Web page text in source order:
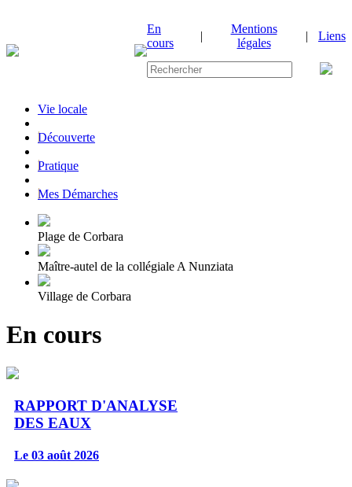
En
cours
|
Mentions
légales
| Liens
Vie locale
|Découverte
|Pratique
|Mes Démarches
Plage de Corbara
Maître-autel de la collégiale A Nunziata
Village de Corbara
En cours
RAPPORT D'ANALYSE
DES EAUX
Le 03 août 2026